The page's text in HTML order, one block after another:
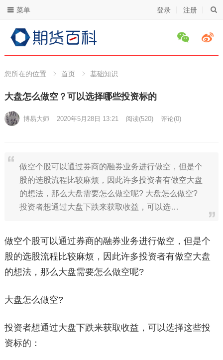
登录 注册
菜单
您所在的位置 首页 基础知识
大盘怎么做空？可以选择哪些投资标的
博易大师 2020年5月28日 13:21 阅读(520) 评论(0)
做空个股可以通过券商的融券业务进行做空，但是个
股的选股流程比较麻烦，因此许多投资者有做空大盘
的想法，那么大盘需要怎么做空呢? 大盘怎么做空?
投资者想通过大盘下跌来获取收益，可以选…
做空个股可以通过券商的融券业务进行做空，但是个
股的选股流程比较麻烦，因此许多投资者有做空大盘
的想法，那么大盘需要怎么做空呢?
大盘怎么做空?
投资者想通过大盘下跌来获取收益，可以选择这些投
资标的：